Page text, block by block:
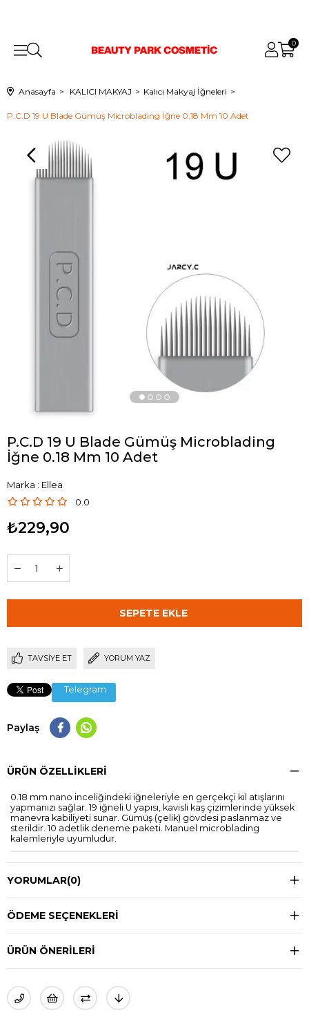
0
Anasayfa KALICI MAKYAJ Kalıcı Makyaj İğneleri
P.C.D 19 U Blade Gümüş Microblading İğne 0.18 Mm 10 Adet
P.C.D 19 U Blade Gümüş Microblading
İğne 0.18 Mm 10 Adet
Marka : Ellea
0.0
₺229,90
TAVSIYE ET YORUM YAZ
Telegram
Paylaş
ÜRÜN ÖZELLIKLERI
0.18 mm nano inceliğindeki iğneleriyle en gerçekçi kıl atışlarını
yapmanızı sağlar. 19 iğneli U yapısı, kavisli kaş çizimlerinde yüksek
manevra kabiliyeti sunar. Gümüş (çelik) gövdesi paslanmaz ve
sterildir. 10 adetlik deneme paketi. Manuel microblading
kalemleriyle uyumludur.
YORUMLAR(0)
ÖDEME SEÇENEKLERI
ÜRÜN ÖNERILERI